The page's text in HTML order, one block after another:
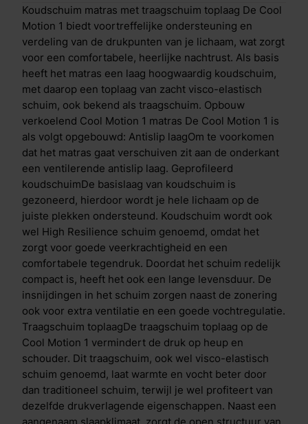
Traagschuim toplaagDe traagschuim toplaag op de
Cool Motion 1 vermindert de druk op heup en
schouder. Dit traagschuim, ook wel visco-elastisch
schuim genoemd, laat warmte en vocht beter door
dan traditioneel schuim, terwijl je wel profiteert van
dezelfde drukverlagende eigenschappen. Naast een
aangenaam slaapklimaat, zorgt de open structuur van
het schuim ervoor dat je makkelijker kan omdraaien.
Het vermindert de druk op uitstekende
lichaamsdelen, zoals schouders en heupen. Daardoor
blijft je doorbloeding optimaal en worden zenuwen
niet afgekneld. Dual action tijkDe hoes/tijk bevat de
gepatenteerde HeiQ Cool- en HeiQ Allergen TechTM-
technologie. HeiQ Allergen TechTM-technologie is
een 100% natuurlijke afwerking die blootstelling aan
allergenen van huisstofmijt en huisdieren vermindert,
met behulp van actieve probiotica. De technologie
heeft een dubbele werking die zorgt voor een directe
&eacute;n blijvende temperatuurregulatie. Bij het
eerste contact ervaar je direct verkoeling en lig je in
een comfortabel koel bed. Heb je het alsnog warm in
bed? Dan treedt het tweede proces in werking. Vocht
en warmte worden daarbij direct geabsorbeerd en
afgevoerd. Hoe warmer het wordt, hoe meer
verdamping er plaatsvind.&nbsp; Anti-allergene en
temperatuur regulerende coating Uniek aan de Cool
Motion is de Aqua- en Copper Coating in de toplaag.
Koudschuim matras met traagschuim toplaag De Cool
Motion 1 biedt voortreffelijke ondersteuning en
verdeling van de drukpunten van je lichaam, wat zorgt
voor een comfortabele, heerlijke nachtrust. Als basis
heeft het matras een laag hoogwaardig koudschuim,
met daarop een toplaag van zacht visco-elastisch
schuim, ook bekend als traagschuim. Opbouw
verkoelend Cool Motion 1 matras De Cool Motion 1 is
als volgt opgebouwd: Antislip laagOm te voorkomen
dat het matras gaat verschuiven zit aan de onderkant
een ventilerende antislip laag. Geprofileerd
koudschuimDe basislaag van koudschuim is
gezoneerd, hierdoor wordt je hele lichaam op de
juiste plekken ondersteund. Koudschuim wordt ook
wel High Resilience schuim genoemd, omdat het
zorgt voor goede veerkrachtigheid en een
comfortabele tegendruk. Doordat het schuim redelijk
compact is, heeft het ook een lange levensduur. De
insnijdingen in het schuim zorgen naast de zonering
ook voor extra ventilatie en een goede vochtregulatie.
Traagschuim toplaagDe traagschuim toplaag op de
Cool Motion 1 vermindert de druk op heup en
schouder. Dit traagschuim, ook wel visco-elastisch
schuim genoemd, laat warmte en vocht beter door
dan traditioneel schuim, terwijl je wel profiteert van
dezelfde drukverlagende eigenschappen. Naast een